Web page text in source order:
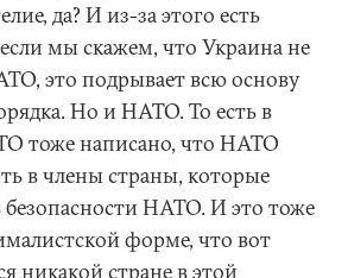
да? И из-за этого есть
мы скажем, что Украина не
это подрывает всю основу
Но и НАТО. То есть в
тоже написано, что НАТО
в члены страны, которые
НАТО. И это тоже
форме, что вот
никакой стране в этой